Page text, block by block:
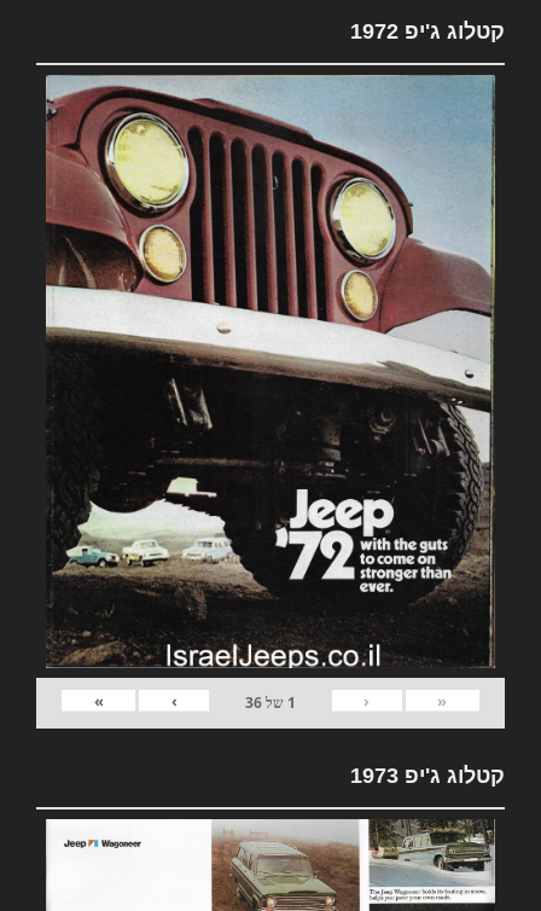
קטלוג ג'יפ 1972
«
‹
1 של36
›
»
קטלוג ג'יפ 1973